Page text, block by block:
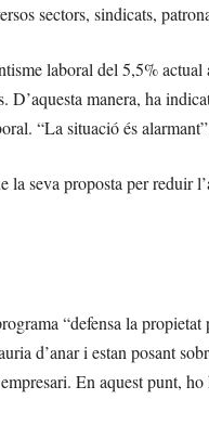
sectors, sindicats,
laboral del 5,5%
D’aquesta manera, ha
“La situació és
la seva proposta per reduir
“defensa la
d’anar i estan posant
En aquest punt,